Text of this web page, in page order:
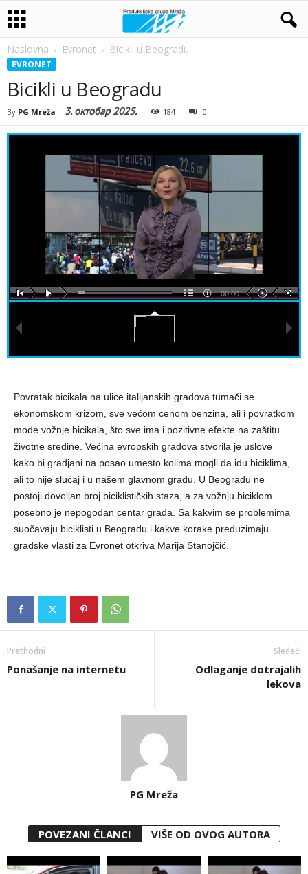
Naslovna Evronet Bicikli u Beogradu
EVRONET
Bicikli u Beogradu
By PG Mreža - 3. октобар 2025. 184 0
00:00
Povratak bicikala na ulice italijanskih gradova tumači se
ekonomskom krizom, sve većom cenom benzina, ali i povratkom
mode vožnje bicikala, što sve ima i pozitivne efekte na zaštitu
životne sredine. Većina evropskih gradova stvorila je uslove
kako bi gradjani na posao umesto kolima mogli da idu biciklima,
ali to nije slučaj i u našem glavnom gradu. U Beogradu ne
postoji dovoljan broj biciklističkih staza, a za vožnju biciklom
posebno je nepogodan centar grada. Sa kakvim se problemima
suočavaju biciklisti u Beogradu i kakve korake preduzimaju
gradske vlasti za Evronet otkriva Marija Stanojčić.
Prethodni
Ponašanje na internetu
Sledeći
Odlaganje dotrajalih
lekova
PG Mreža
POVEZANI ČLANCI VIŠE OD OVOG AUTORA